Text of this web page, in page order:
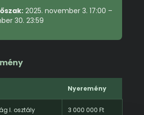
2025. november 3. 17:00 –
30. 23:59
Nyeremény
I. osztály 3 000 000 Ft